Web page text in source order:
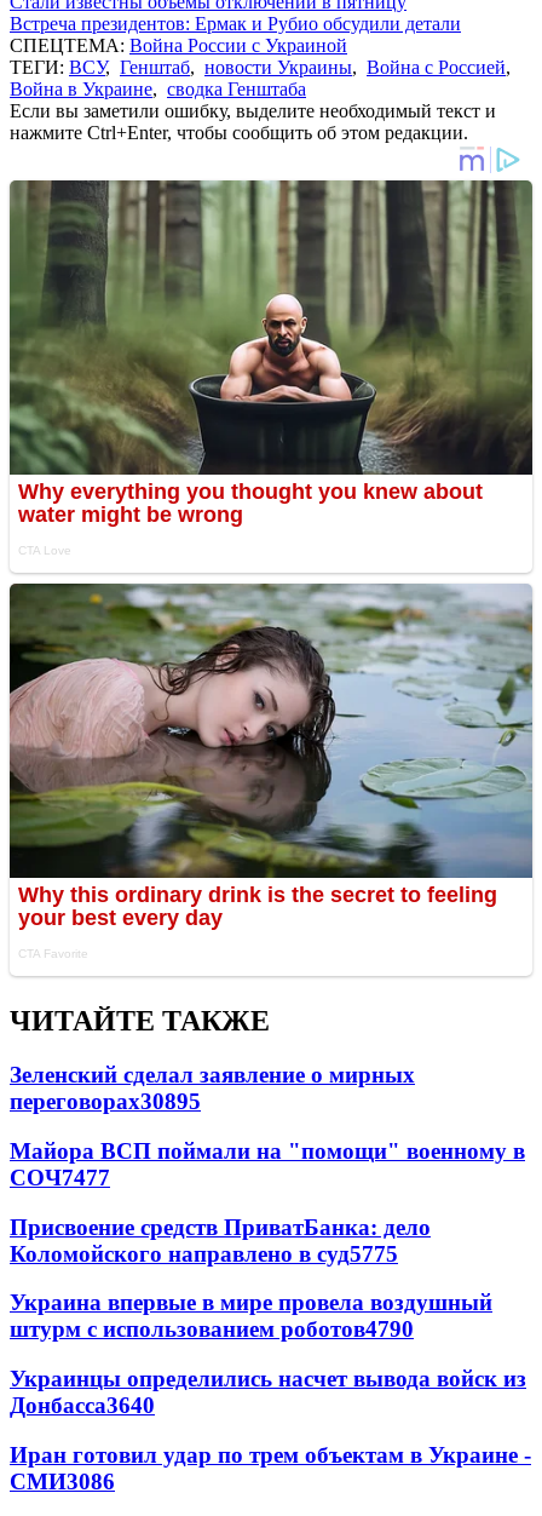
Встреча президентов: Ермак и Рубио обсудили детали
СПЕЦТЕМА: Война России с Украиной
ТЕГИ: ВСУ, Генштаб, новости Украины, Война с Россией,
Война в Украине, сводка Генштаба
Если вы заметили ошибку, выделите необходимый текст и
нажмите Ctrl+Enter, чтобы сообщить об этом редакции.
ЧИТАЙТЕ ТАКЖЕ
Зеленский сделал заявление о мирных
переговорах30895
Майора ВСП поймали на "помощи" военному в
СОЧ7477
Присвоение средств ПриватБанка: дело
Коломойского направлено в суд5775
Украина впервые в мире провела воздушный
штурм с использованием роботов4790
Украинцы определились насчет вывода войск из
Донбасса3640
Иран готовил удар по трем объектам в Украине -
СМИ3086